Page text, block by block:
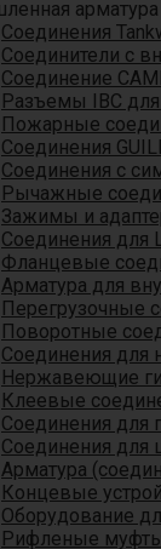
Соединения
Соединители с
Соединение
Разъемы IBC
Пожарные
Соединения
Соединения с
Рычажные
Зажимы и
Соединения для
Фланцевые
Арматура для
Перегрузочные
Поворотные
Соединения для
Нержавеющие
Клеевые
Соединения для
Cоединения для
Арматура
Концевые
Оборудование
Рифленые